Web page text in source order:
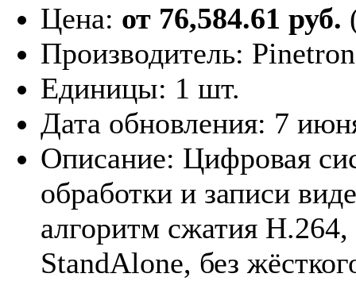
Цена: от 76,584.61 руб.
Производитель: Pinetron
Единицы: 1 шт.
Дата обновления: 7
Описание: Цифровая
обработки и записи
алгоритм сжатия H.264,
StandAlone, без